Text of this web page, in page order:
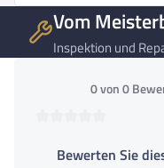
Akkuladezeit
Entnehmbarer Akku
Vom
Inspektion und
0 von 0
Bewerten Sie